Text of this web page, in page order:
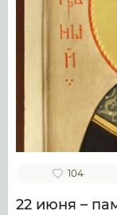
104
22 июня –